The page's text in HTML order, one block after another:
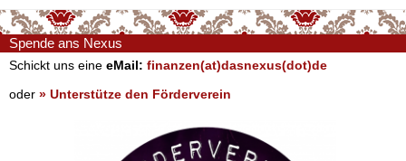
Spende ans Nexus
Schickt uns eine eMail: finanzen(at)dasnexus(dot)de
oder » Unterstütze den Förderverein